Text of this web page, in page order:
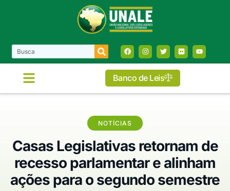
Banco de Leis
NOTÍCIAS
Casas Legislativas retornam de
recesso parlamentar e alinham
ações para o segundo semestre